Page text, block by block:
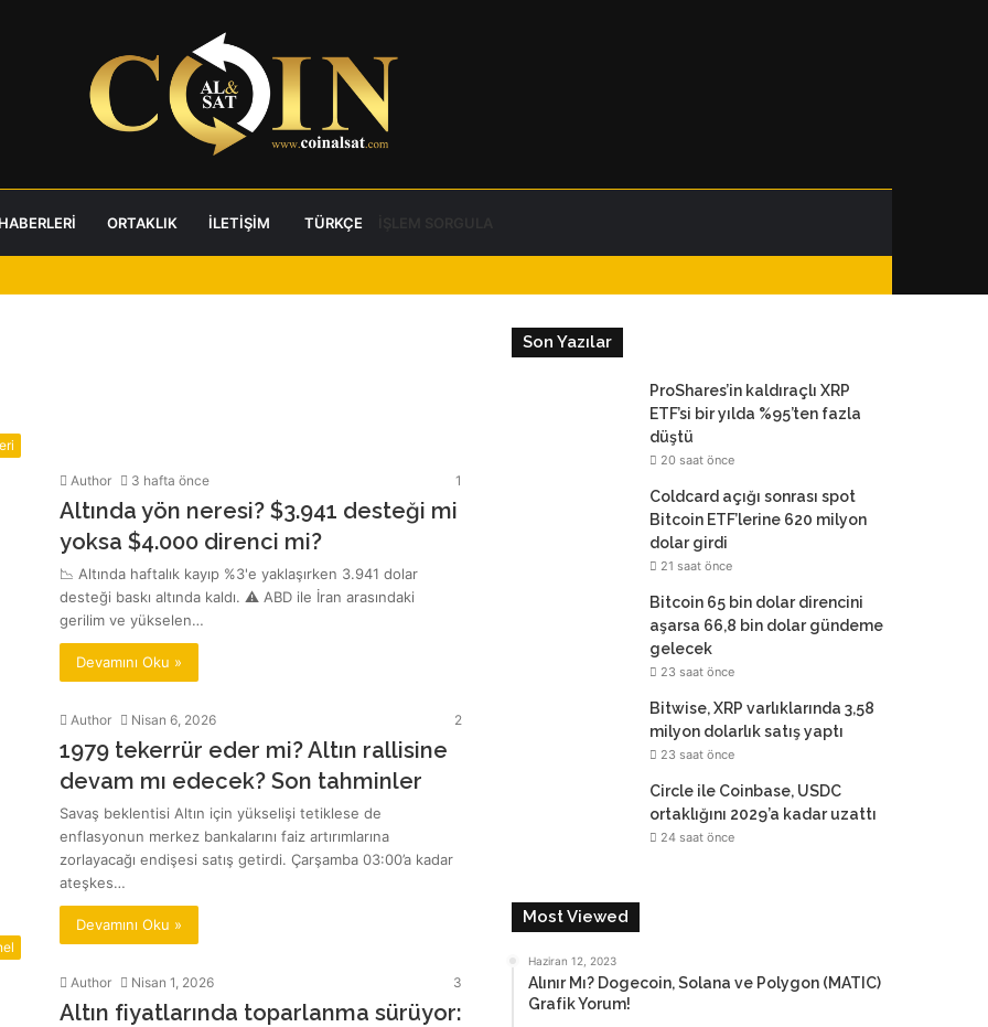
ORTAKLIK İLETIŞIM TÜRKÇE
Author 3 hafta önce 1
Altında yön neresi? $3.941 desteği mi
yoksa $4.000 direnci mi?
📉 Altında haftalık kayıp %3'e yaklaşırken 3.941 dolar
desteği baskı altında kaldı. ⚠️ ABD ile İran arasındaki
gerilim ve yükselen…
Devamını Oku »
Author Nisan 6, 2026 2
1979 tekerrür eder mi? Altın rallisine
devam mı edecek? Son tahminler
Savaş beklentisi Altın için yükselişi tetiklese de
enflasyonun merkez bankalarını faiz artırımlarına
zorlayacağı endişesi satış getirdi. Çarşamba 03:00’a kadar
ateşkes…
Devamını Oku »
Author Nisan 1, 2026 3
Altın fiyatlarında toparlanma sürüyor:
Son Yazılar
ProShares’in kaldıraçlı XRP
ETF’si bir yılda %95’ten fazla
düştü
20 saat önce
Coldcard açığı sonrası spot
Bitcoin ETF’lerine 620 milyon
dolar girdi
21 saat önce
Bitcoin 65 bin dolar direncini
aşarsa 66,8 bin dolar gündeme
gelecek
23 saat önce
Bitwise, XRP varlıklarında 3,58
milyon dolarlık satış yaptı
23 saat önce
Circle ile Coinbase, USDC
ortaklığını 2029’a kadar uzattı
24 saat önce
Most Viewed
Haziran 12, 2023
Alınır Mı? Dogecoin, Solana ve Polygon (MATIC)
Grafik Yorum!